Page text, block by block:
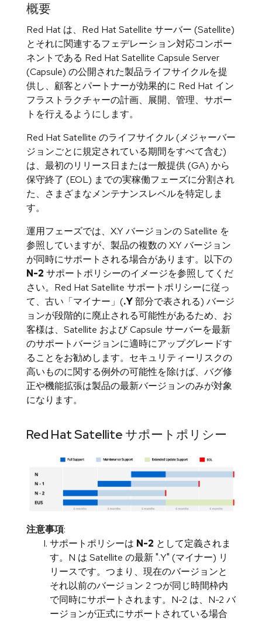
概要
Red Hat は、Red Hat Satellite サーバー (Satellite)
とそれに関連するフェデレーション対応コンポー
ネントである Red Hat Satellite Capsule Server
(Capsule) の公開された製品ライフサイクルを提
供し、顧客とパートナーが効果的に Red Hat イン
フラストラクチャーの計画、展開、管理、サポー
トを行えるようにします。
Red Hat Satellite のライフサイクル (メジャーバー
ジョンごとに規定されている期間をすべて含む)
は、最初のリリース日または一般提供 (GA) から
保守終了 (EOL) までの実稼働フェーズに分割され
た、さまざまなメンテナンスレベルを特定しま
す。
運用フェーズでは、X.Y バージョンの Satellite を
参照していますが、製品の複数の X.Y バージョン
が同時にサポートされる場合があります。以下の
N-2 サポートポリシーのイメージを参照してくだ
さい。Red Hat Satellite サポートポリシーに従っ
て、古い「マイナー」(.Y部分で表される) バージ
ョンが段階的に廃止される可能性があるため、お
客様は、Satellite および Capsule サーバーを最新
のサポートバージョンに適時にアップグレードす
ることをお勧めします。セキュリティーリスクの
高いものに関する例外の可能性を除けば、バグ修
正や機能拡張は製品の最新バージョンのみが対象
になります。
Red Hat Satellite サポートポリシー
注意事項:
サポートポリシーは N-2 として定義されま
す。N は Satellite の最新 ".Y" (マイナー) リ
リースです。つまり、現在のバージョンと
それ以前のバージョン 2 つが同じ時間枠内
で同時にサポートされます。N-2 は、N-2 バ
ージョンが正式にサポートされている場合